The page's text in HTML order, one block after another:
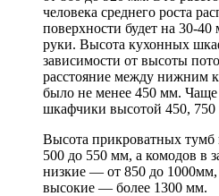
человека среднего роста
поверхности будет на 30-
руки. Высота кухонных
зависимости от высоты
расстояние между нижним
было не менее 450 мм. Чаще
шкафчики высотой 450,
Высота прикроватных тумб
500 до 550 мм, а комодов в
низкие — от 850 до
высокие — более 1300 мм.